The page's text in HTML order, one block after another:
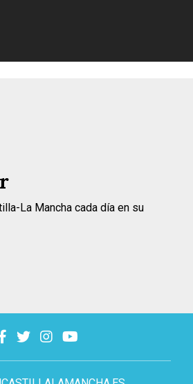
La Mancha cada día en su